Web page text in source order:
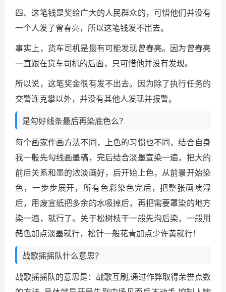
四、这笔钱是奖给广大的人民群众的，可惜他们并没有
一个人发了曾春亮，所以这笔钱发不岀去。
事实上，货车司机是最有可能发现曾春亮。因为曾春亮
一直跟在货车司机的后面，只可惜他并没有发现。
所以说，这笔奖金很有发不出去。因为除了执行任务的
交警连克攀以外，并没有其他人发现并报警。
是勾好线条最后再染底色么？
每个画家作画方法不同，上色的习惯也不同，结合自身
我一般先勾线画墨稿，完后结合淡墨宣染一遍，把大的
前后关系和墨的浓淡画好，后开始上色，从前景开始染
色，一步步展开，所有色彩染色完后，把整张画喷湿
后，用废宣纸把多余的水吸掉后，再把需要罩染的地方
染一遍，就行了。关于松树枝干一般先沟后染，一般用
赭色加点淡墨就行，松针一般花青加点少许黄就行！
战歌摇摇队什么意思？
战歌摇摇队的意思是：战歌互刷,通过作弊取得荣誉点数